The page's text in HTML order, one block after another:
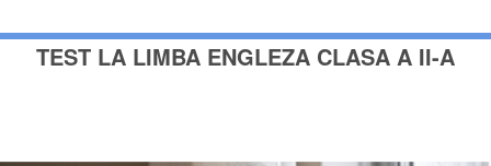
TEST LA LIMBA ENGLEZA CLASA A II-A